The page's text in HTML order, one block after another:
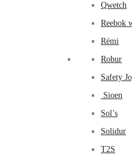
Qwetch
Reebok
Rémi
Robur
Safety
Sioen
Sol’s
Solidur
T2S